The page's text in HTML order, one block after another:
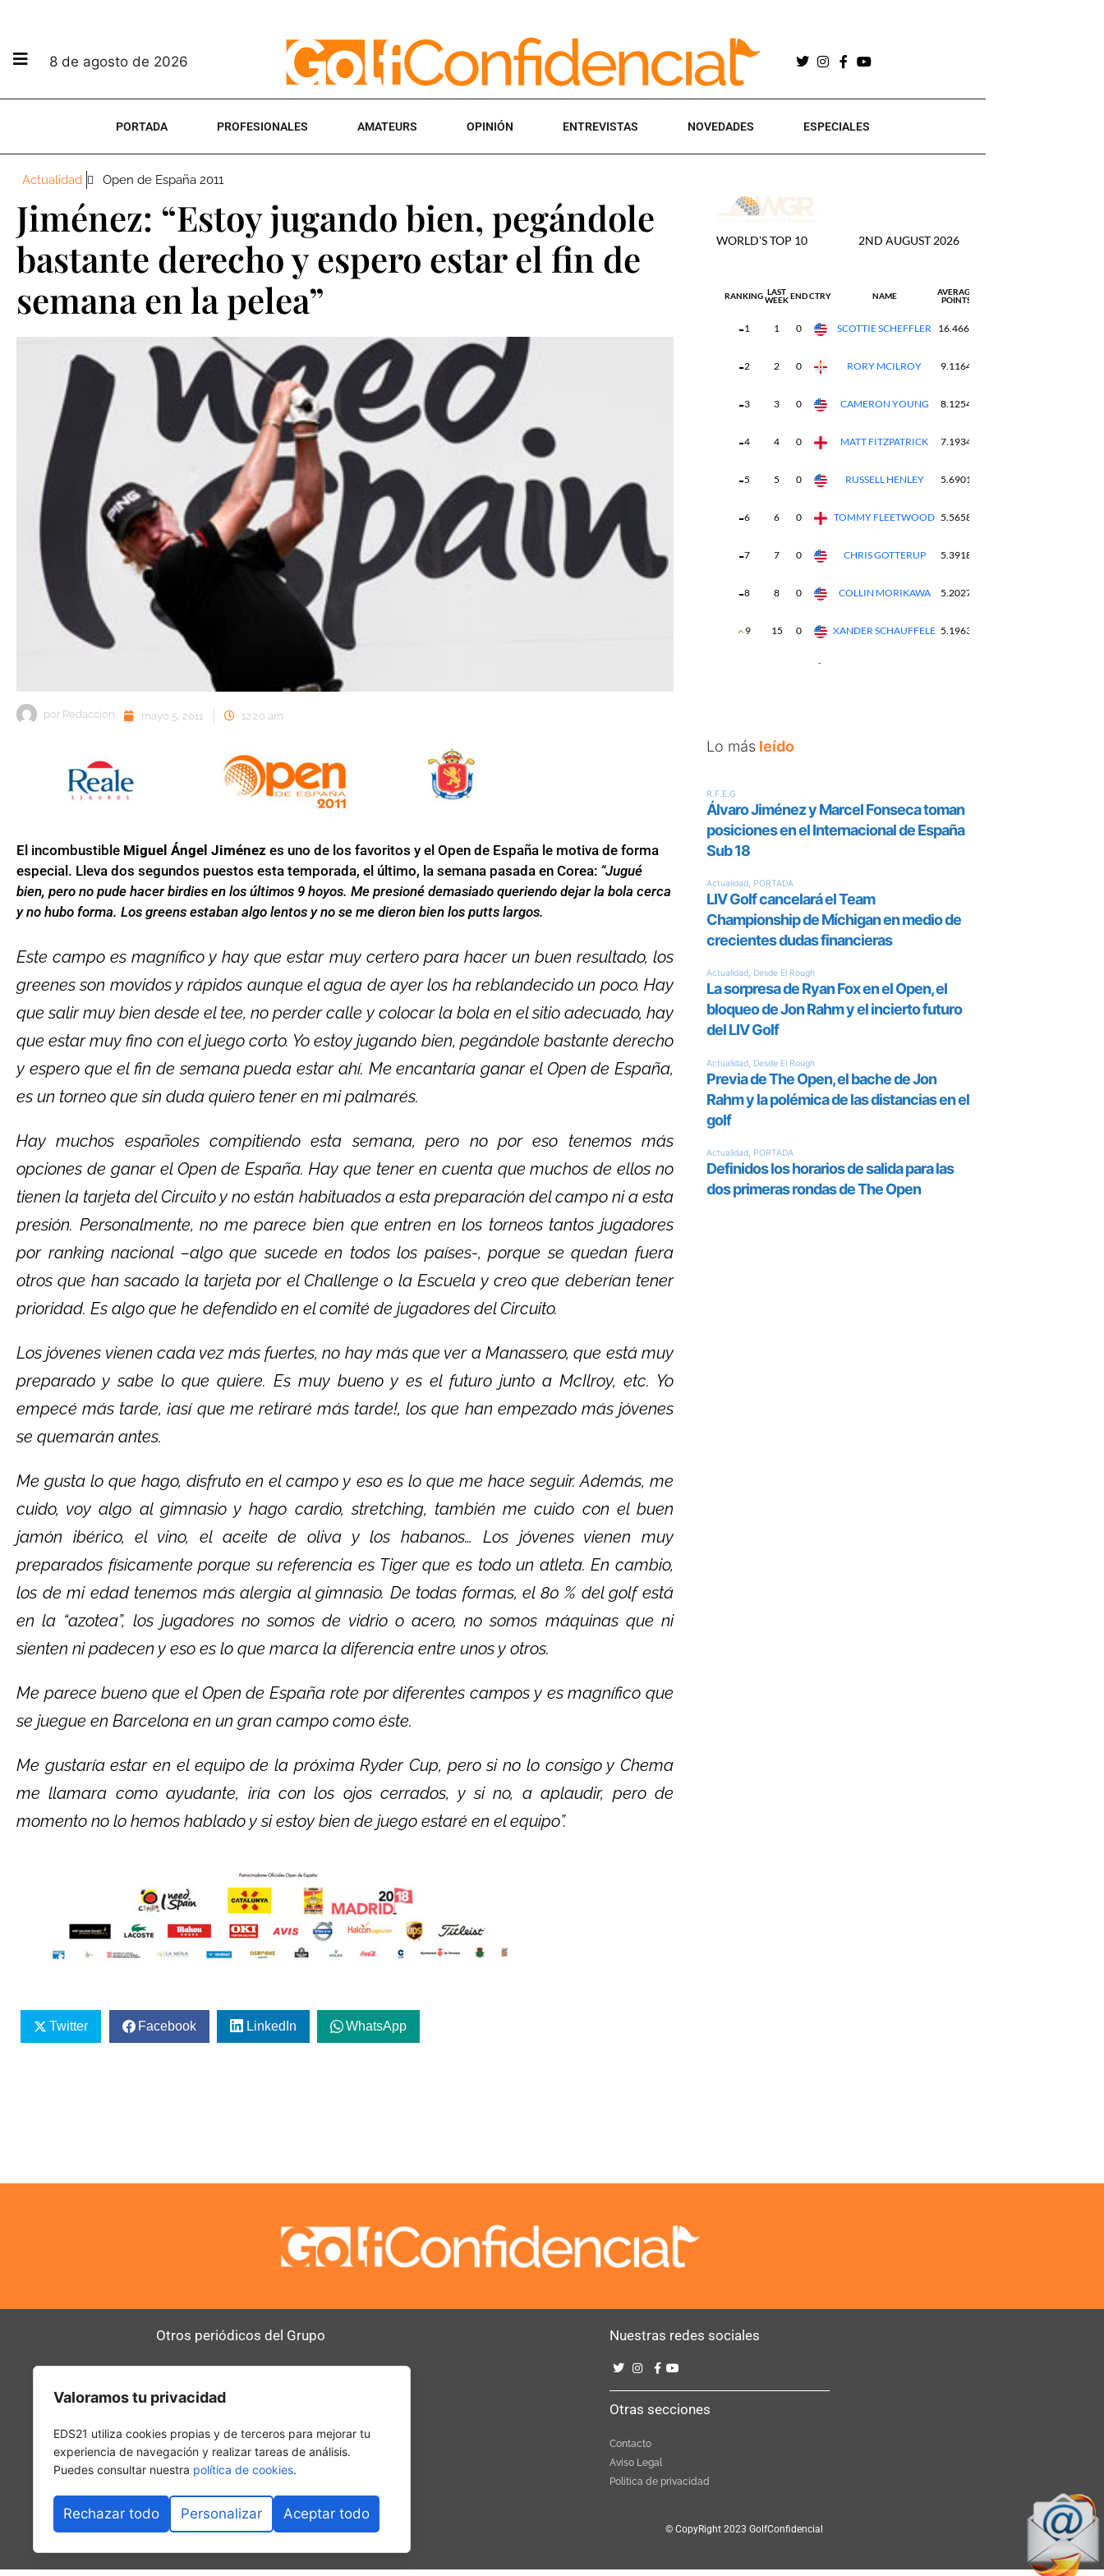
8 de agosto de 2026
PORTADA PROFESIONALES AMATEURS OPINIÓN ENTREVISTAS NOVEDADES ESPECIALES
Actualidad Open de España 2011
Jiménez: “Estoy jugando bien, pegándole
bastante derecho y espero estar el fin de
semana en la pelea”
por Redaccion mayo 5, 2011 12:20 am
El incombustible Miguel Ángel Jiménez es uno de los favoritos y el Open de España le motiva de forma
especial. Lleva dos segundos puestos esta temporada, el último, la semana pasada en Corea: “Jugué
bien, pero no pude hacer birdies en los últimos 9 hoyos. Me presioné demasiado queriendo dejar la bola cerca
y no hubo forma. Los greens estaban algo lentos y no se me dieron bien los putts largos.
Este campo es magnífico y hay que estar muy certero para hacer un buen resultado, los
greenes son movidos y rápidos aunque el agua de ayer los ha reblandecido un poco. Hay
que salir muy bien desde el tee, no perder calle y colocar la bola en el sitio adecuado, hay
que estar muy fino con el juego corto. Yo estoy jugando bien, pegándole bastante derecho
y espero que el fin de semana pueda estar ahí. Me encantaría ganar el Open de España,
es un torneo que sin duda quiero tener en mi palmarés.
Hay muchos españoles compitiendo esta semana, pero no por eso tenemos más
opciones de ganar el Open de España. Hay que tener en cuenta que muchos de ellos no
tienen la tarjeta del Circuito y no están habituados a esta preparación del campo ni a esta
presión. Personalmente, no me parece bien que entren en los torneos tantos jugadores
por ranking nacional –algo que sucede en todos los países-, porque se quedan fuera
otros que han sacado la tarjeta por el Challenge o la Escuela y creo que deberían tener
prioridad. Es algo que he defendido en el comité de jugadores del Circuito.
Los jóvenes vienen cada vez más fuertes, no hay más que ver a Manassero, que está muy
preparado y sabe lo que quiere. Es muy bueno y es el futuro junto a McIlroy, etc. Yo
empecé más tarde, ¡así que me retiraré más tarde!, los que han empezado más jóvenes
se quemarán antes.
Me gusta lo que hago, disfruto en el campo y eso es lo que me hace seguir. Además, me
cuido, voy algo al gimnasio y hago cardio, stretching, también me cuido con el buen
jamón ibérico, el vino, el aceite de oliva y los habanos… Los jóvenes vienen muy
preparados físicamente porque su referencia es Tiger que es todo un atleta. En cambio,
los de mi edad tenemos más alergia al gimnasio. De todas formas, el 80 % del golf está
en la “azotea”, los jugadores no somos de vidrio o acero, no somos máquinas que ni
sienten ni padecen y eso es lo que marca la diferencia entre unos y otros.
Me parece bueno que el Open de España rote por diferentes campos y es magnífico que
se juegue en Barcelona en un gran campo como éste.
Me gustaría estar en el equipo de la próxima Ryder Cup, pero si no lo consigo y Chema
me llamara como ayudante, iría con los ojos cerrados, y si no, a aplaudir, pero de
momento no lo hemos hablado y si estoy bien de juego estaré en el equipo”.
Twitter Facebook LinkedIn WhatsApp
Lo más leído
Otros periódicos del Grupo
SerComercial
Nuestras redes sociales
Otras secciones
Contacto
Aviso Legal
Politica de privacidad
© CopyRight 2023 GolfConfidencial
Valoramos tu privacidad
EDS21 utiliza cookies propias y de terceros para mejorar tu
experiencia de navegación y realizar tareas de análisis.
Puedes consultar nuestra política de cookies.
Rechazar todo Personalizar Aceptar todo